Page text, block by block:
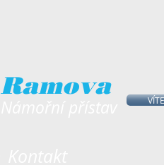
Ramova